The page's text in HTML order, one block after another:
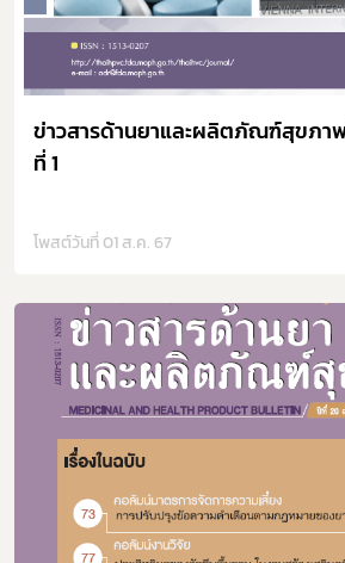
ข่าวสารด้านยาและผลิตภัณฑ์สุขภา
ที่ 1
โพสต์วันที่ 01 ส.ค. 67